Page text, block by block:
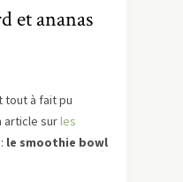
et ananas
tout à fait pu
article surles
: le smoothie bowl